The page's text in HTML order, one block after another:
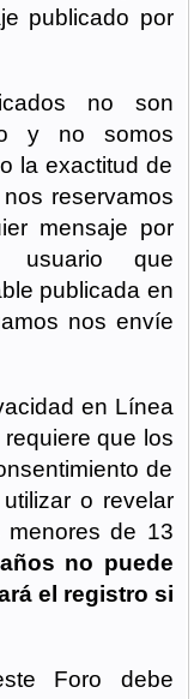
publicado por
no son
y no somos
la exactitud de
reservamos
mensaje por
usuario que
publicada en
nos envíe
en Línea
que los
de
o revelar
menores de 13
no puede
el registro si
Foro debe